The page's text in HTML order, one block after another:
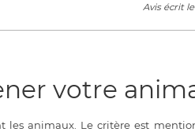
Avis écrit
votre
les animaux. Le critère est